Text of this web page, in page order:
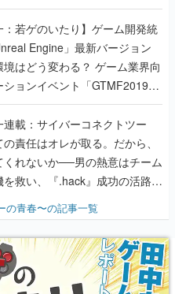
：若ゲのいたり】ゲーム開発統
Engine」最新バージョン
境はどう変わる？ ゲーム業界向
ションイベント「GTMF2019」
より理解を深めよう【PR】
連載：サイバーコネクトツー
責任はオレが取る。だから、
くれないか──男の熱意はチーム
を救い、『.hack』成功の活路を
の快男児・松山 洋に流れる血は
ンプ』色だった【若ゲのいた
の青春〜の記事一覧